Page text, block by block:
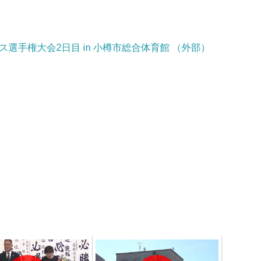
手権大会2日目 in 小樽市総合体育館 （外部）